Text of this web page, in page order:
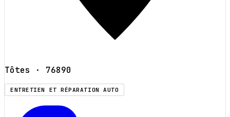
Tôtes · 76890
ENTRETIEN ET RÉPARATION AUTO